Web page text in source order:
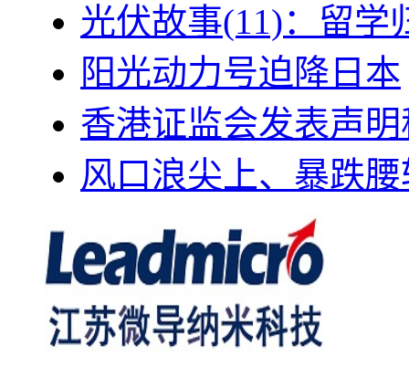
光伏故事(11)：留学
阳光动力号迫降日本
香港证监会发表声
风口浪尖上、暴跌